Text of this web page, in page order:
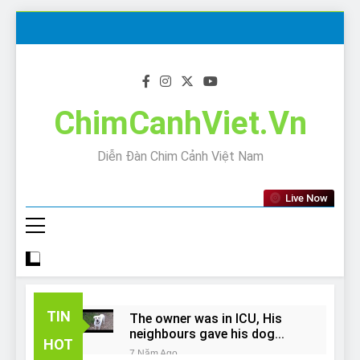
ChimCanhViet.Vn
Diễn Đàn Chim Cảnh Việt Nam
Live Now
TIN
HOT
The owner was in ICU, His
neighbours gave his dog
away!
7 Năm Ago